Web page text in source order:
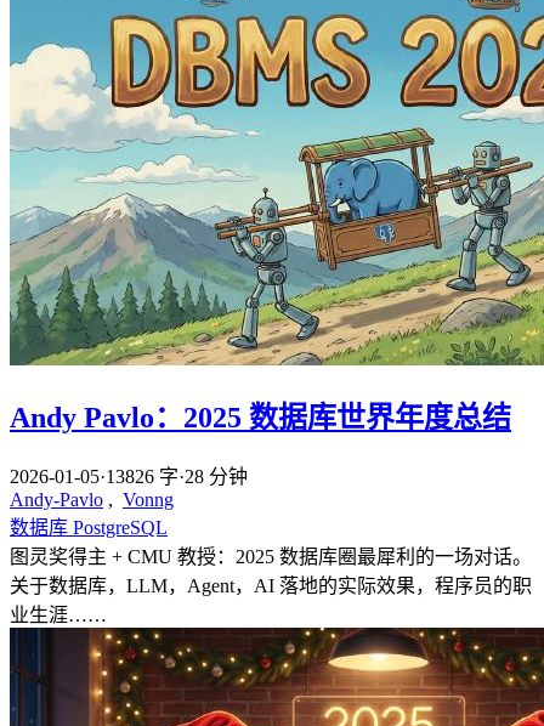
Andy Pavlo：2025 数据库世界年度总结
2026-01-05·13826 字·28 分钟
Andy-Pavlo , Vonng
数据库 PostgreSQL
图灵奖得主 + CMU 教授：2025 数据库圈最犀利的一场对话。
关于数据库，LLM，Agent，AI 落地的实际效果，程序员的职
业生涯……